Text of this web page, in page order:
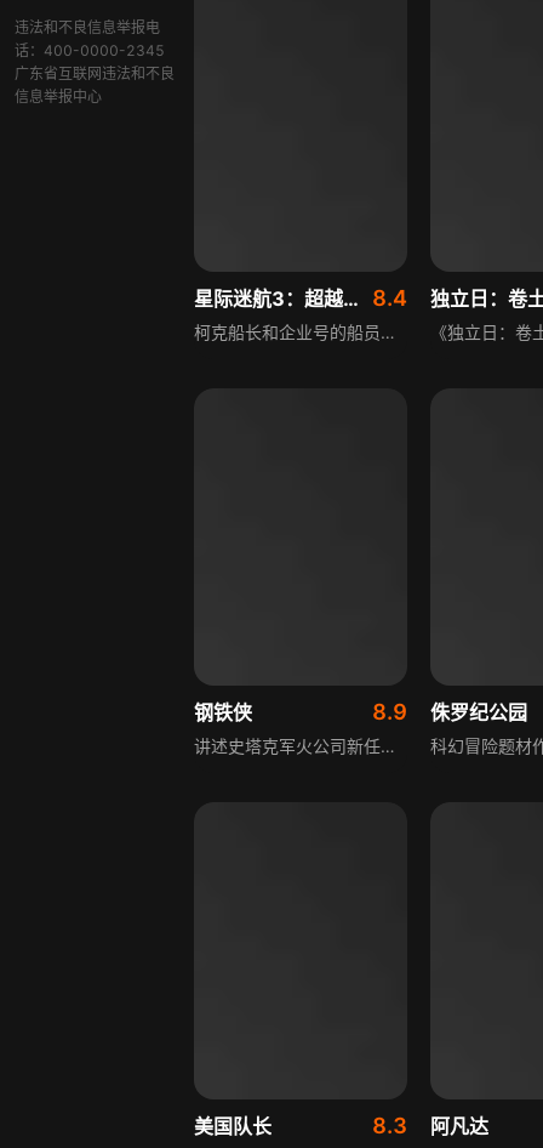
违法和不良信息举报电
话：400-0000-2345
广东省互联网违法和不良
信息举报中心
星际迷航3：超越星辰 8.4
柯克船长和企业号的船员们来到了银河系中未知的一个区域，开始完成他们5年的任务——探索新世界，寻找新物种。却在途中滞留异星，遭遇了当地种族追杀，他们必须找到方法离开这个星球。
独立日：卷
钢铁侠 8.9
讲述史塔克军火公司新任掌门人托尼·史塔克，风流倜傥且天资聪颖，与公司元老俄巴迪亚·斯坦将业务推向顶峰，平日热衷豪车与发明，有得力助手维吉尼亚·波茨打理生活。赴中东展示武器途中遭恐怖分子袭击，被弹片击中险些丧命，在英森博士帮助下移植核动力人工心脏，二人虚与委蛇暗中制造钢铁盔甲，托尼大闹敌营后回美改进，却不知有黑暗阴谋等待。
侏罗纪公园
美国队长 8.3 阿凡达